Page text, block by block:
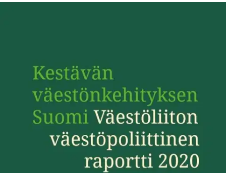
Tuotekuvaus
Syntyvyys on laskenut Suomessa viimeiset kymmenen vuotta, ja
väestö ikääntyy. Kehitys haastaa hyvinvointivaltion rakenteita, kun
pienenevän työikäisen väestön pitäisi pystyä huolehtimaan
kasvavasta ikääntyvien joukosta. Miten eläkejärjestelmä ja muu
julkinen talous kestävät muutoksen? Olisiko maahanmuutosta
ratkaisuksi? Ja miten varmistamme, että talouden kestävyyttä
tavoitellessa ei unohdeta inhimillistä ja ekologista kestävyyttä?